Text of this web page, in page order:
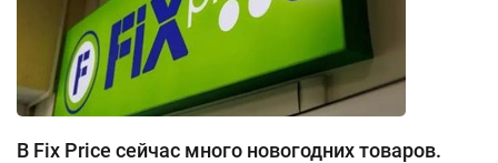
В Fix Price сейчас много новогодних товаров.